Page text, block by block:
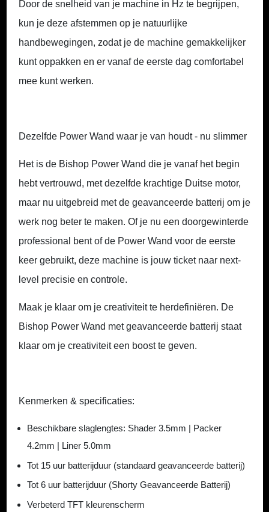
Door de snelheid van je machine in Hz te begrijpen,
kun je deze afstemmen op je natuurlijke
handbewegingen, zodat je de machine gemakkelijker
kunt oppakken en er vanaf de eerste dag comfortabel
mee kunt werken.
Dezelfde Power Wand waar je van houdt - nu slimmer
Het is de Bishop Power Wand die je vanaf het begin
hebt vertrouwd, met dezelfde krachtige Duitse motor,
maar nu uitgebreid met de geavanceerde batterij om je
werk nog beter te maken. Of je nu een doorgewinterde
professional bent of de Power Wand voor de eerste
keer gebruikt, deze machine is jouw ticket naar next-
level precisie en controle.
Maak je klaar om je creativiteit te herdefiniëren. De
Bishop Power Wand met geavanceerde batterij staat
klaar om je creativiteit een boost te geven.
Kenmerken & specificaties:
Beschikbare slaglengtes: Shader 3.5mm | Packer
4.2mm | Liner 5.0mm
Tot 15 uur batterijduur (standaard geavanceerde batterij)
Tot 6 uur batterijduur (Shorty Geavanceerde Batterij)
Verbeterd TFT kleurenscherm